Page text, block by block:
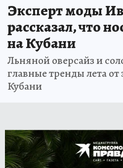
Эксперт моды
рассказал, что
на Кубани
Льняной оверсайз и
главные тренды лета
Кубани